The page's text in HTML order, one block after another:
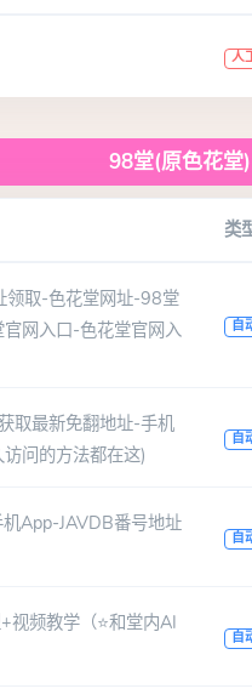
人
98堂(原色花堂)
类
领取-色花堂网址-98堂
网入口-色花堂官网入
自
取最新免翻地址-手机
问的方法都在这)
自
App-JAVDB番号地址
自
频教学（⭐和堂内AI
自